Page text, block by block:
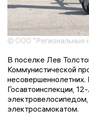
© ООО "Региональные
В поселке Лев
Коммунистической
Госавтоинспекции,
электросамокатом.